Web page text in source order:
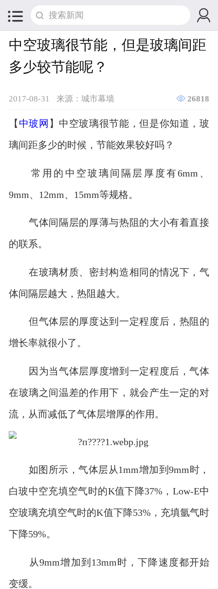
 
中空玻璃很节能，但是玻璃间距
多少较节能呢？
2017-08-31 来源：城市幕墙  26818
【 中玻网 】中空玻璃很节能，但是你知道，玻
璃间距多少的时候，节能效果较好吗？
常用的中空玻璃间隔层厚度有6mm、
9mm、12mm、15mm等规格。
气体间隔层的厚薄与热阻的大小有着直接
的联系。
在玻璃材质、密封构造相同的情况下，气
体间隔层越大，热阻越大。
但气体层的厚度达到一定程度后，热阻的
增长率就很小了。
因为当气体层厚度增到一定程度后，气体
在玻璃之间温差的作用下，就会产生一定的对
流，从而减低了气体层增厚的作用。
如图所示，气体层从1mm增加到9mm时，
白玻中空充填空气时的K值下降37%，Low-E中
空玻璃充填空气时的K值下降53%，充填氩气时
下降59%。
从9mm增加到13mm时，下降速度都开始
变缓。